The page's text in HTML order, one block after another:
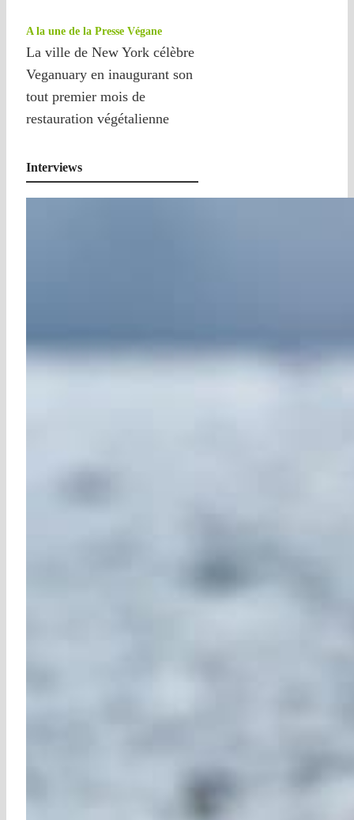
A la une de la Presse Végane
La ville de New York célèbre
Veganuary en inaugurant son
tout premier mois de
restauration végétalienne
Interviews